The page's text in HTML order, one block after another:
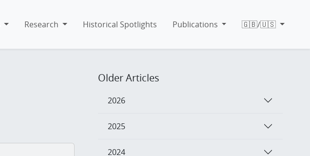
Research Historical Spotlights Publications 🇬🇧/🇺🇸
Older Articles
2026
2025
2024